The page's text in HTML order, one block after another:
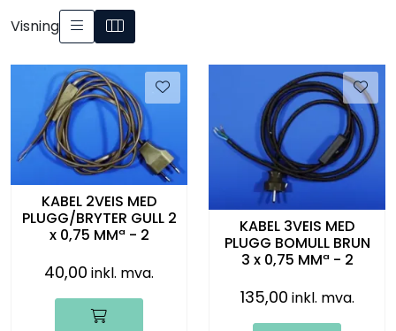
Visning
KABEL 2VEIS MED
PLUGG/BRYTER GULL 2
x 0,75 MMª - 2
40,00 inkl. mva.
KABEL 3VEIS MED
PLUGG BOMULL BRUN
3 x 0,75 MMª - 2
135,00 inkl. mva.
Maskiner
Ovner
Pensler
Råmaterialer
Gipsformer
Dekaler